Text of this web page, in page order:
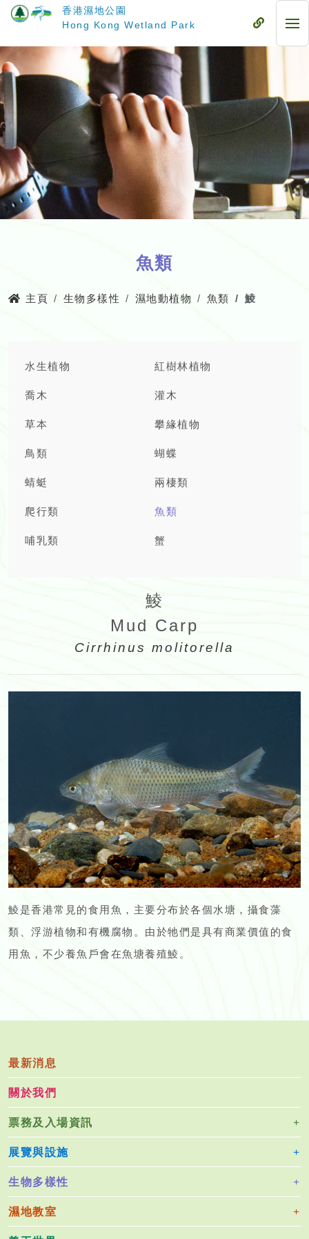
要
內
容
香港濕地公園
Hong Kong Wetland Park
流
流
動
魚類
主頁 生物多樣性 濕地動植物 魚類 鯪
水生植物 紅樹林植物
喬木 灌木
草本 攀緣植物
鳥類 蝴蝶
蜻蜓 兩棲類
爬行類 魚類
哺乳類 蟹
鯪
Mud Carp
Cirrhinus molitorella
鯪是香港常見的食用魚，主要分布於各個水塘，攝食藻
類、浮游植物和有機腐物。由於牠們是具有商業價值的食
用魚，不少養魚戶會在魚塘養殖鯪。
最新消息
關於我們
票務及入場資訊
展覽與設施
生物多樣性
濕地教室